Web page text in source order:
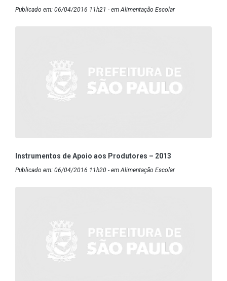
Publicado em: 06/04/2016 11h21 - em Alimentação Escolar
Instrumentos de Apoio aos Produtores – 2013
Publicado em: 06/04/2016 11h20 - em Alimentação Escolar